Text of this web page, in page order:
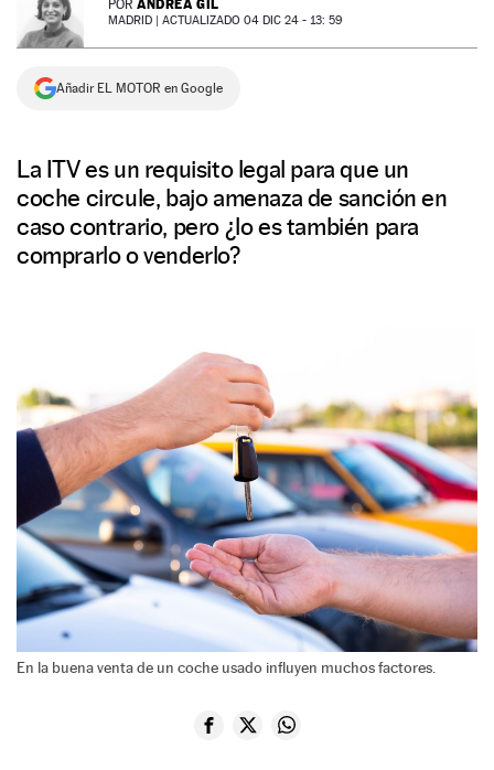
NEWSLETTER
SÍGUENOS
POR ANDREA GIL
MADRID | ACTUALIZADO 04 DIC 24 - 13: 59
Añadir EL MOTOR en Google
La ITV es un requisito legal para que un
coche circule, bajo amenaza de sanción en
caso contrario, pero ¿lo es también para
comprarlo o venderlo?
En la buena venta de un coche usado influyen muchos factores.